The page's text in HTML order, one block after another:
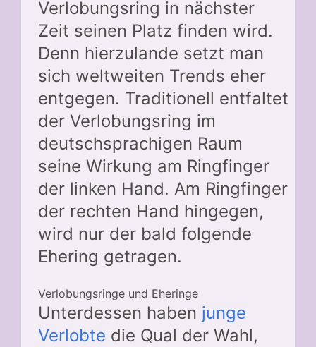
Verlobungsring in nächster
Zeit seinen Platz finden wird.
Denn hierzulande setzt man
sich weltweiten Trends eher
entgegen. Traditionell entfaltet
der Verlobungsring im
deutschsprachigen Raum
seine Wirkung am Ringfinger
der linken Hand. Am Ringfinger
der rechten Hand hingegen,
wird nur der bald folgende
Ehering getragen.
Verlobungsringe und Eheringe
Unterdessen haben junge
Verlobte die Qual der Wahl,